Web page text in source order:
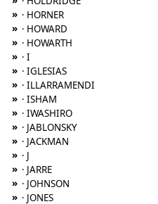
» · HORNER
» · HOWARD
» · HOWARTH
» · I
» · IGLESIAS
» · ILLARRAMENDI
» · ISHAM
» · IWASHIRO
» · JABLONSKY
» · JACKMAN
» · J
» · JARRE
» · JOHNSON
» · JONES